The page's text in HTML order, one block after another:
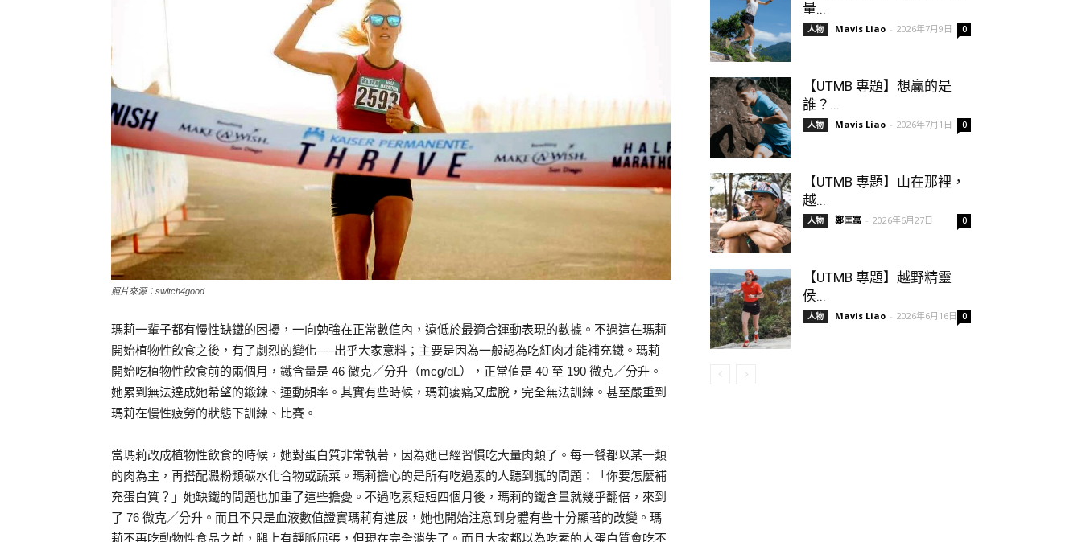
照片來源：switch4good
瑪莉一輩子都有慢性缺鐵的困擾，一向勉強在正常數值內，遠低於最適合運動表現的數據。不過這在瑪莉
開始植物性飲食之後，有了劇烈的變化──出乎大家意料；主要是因為一般認為吃紅肉才能補充鐵。瑪莉
開始吃植物性飲食前的兩個月，鐵含量是 46 微克／分升（mcg/dL），正常值是 40 至 190 微克／分升。
她累到無法達成她希望的鍛鍊、運動頻率。其實有些時候，瑪莉痠痛又虛脫，完全無法訓練。甚至嚴重到
瑪莉在慢性疲勞的狀態下訓練、比賽。
當瑪莉改成植物性飲食的時候，她對蛋白質非常執著，因為她已經習慣吃大量肉類了。每一餐都以某一類
的肉為主，再搭配澱粉類碳水化合物或蔬菜。瑪莉擔心的是所有吃過素的人聽到膩的問題：「你要怎麼補
充蛋白質？」她缺鐵的問題也加重了這些擔憂。不過吃素短短四個月後，瑪莉的鐵含量就幾乎翻倍，來到
了 76 微克／分升。而且不只是血液數值證實瑪莉有進展，她也開始注意到身體有些十分顯著的改變。瑪
莉不再吃動物性食品之前，腿上有靜脈屈張，但現在完全消失了。而且大家都以為吃素的人蛋白質會吃不
量...
人物 Mavis Liao - 2026年7月9日 0
【UTMB 專題】想贏的是
誰？...
人物 Mavis Liao - 2026年7月1日 0
【UTMB 專題】山在那裡，
越...
人物 鄭匡寓 - 2026年6月27日 0
【UTMB 專題】越野精靈
侯...
人物 Mavis Liao - 2026年6月16日 0